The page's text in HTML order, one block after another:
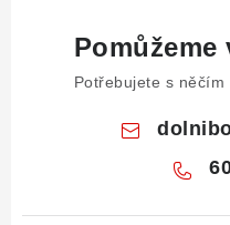
Pomůžeme
Potřebujete s